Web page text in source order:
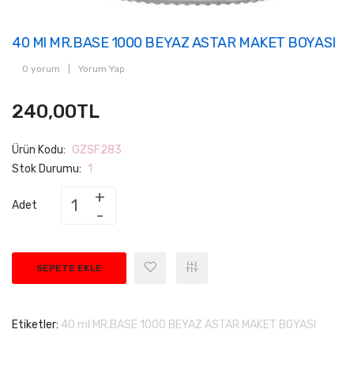
40 Ml MR.BASE 1000 BEYAZ ASTAR MAKET BOYASI
0 yorum Yorum Yap
240,00TL
Ürün Kodu: GZSF283
Stok Durumu: 1
Adet
SEPETE EKLE
Etiketler: 40 ml MR.BASE 1000 BEYAZ ASTAR MAKET BOYASI